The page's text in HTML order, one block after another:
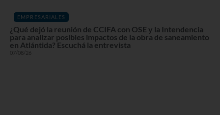
EMPRESARIALES
¿Qué dejó la reunión de CCIFA con OSE y la Intendencia
para analizar posibles impactos de la obra de saneamiento
en Atlántida? Escuchá la entrevista
07/08/26